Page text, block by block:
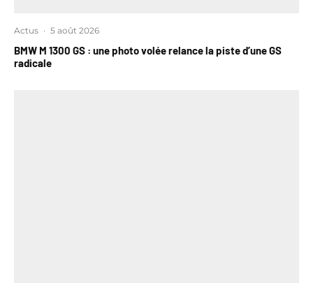
Actus · 5 août 2026
BMW M 1300 GS : une photo volée relance la piste d’une GS
radicale